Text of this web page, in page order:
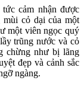
cảm nhận được
mùi cỏ dại của một
một viên ngọc quý
trũng nước và cỏ
chừng như bị lãng
đẹp và cảnh sắc
ngàng.